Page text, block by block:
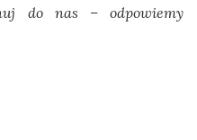
do nas – odpowiemy